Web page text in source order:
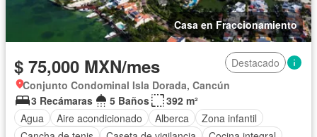
Casa en Fraccionamiento
$ 75,000 MXN/mes
Destacado
Conjunto Condominal Isla Dorada, Cancún
3 Recámaras
5 Baños
392 m²
Agua
Aire acondicionado Alberca
Zona infantil